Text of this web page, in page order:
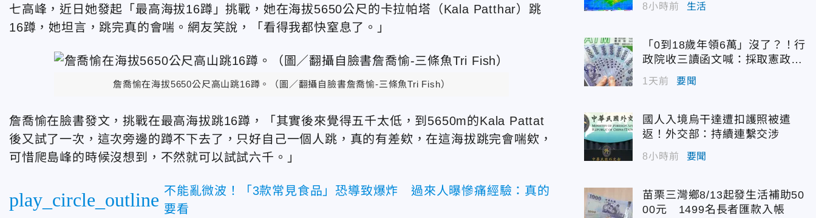
七高峰，近日她發起「最高海拔16蹲」挑戰，她在海拔5650公尺的卡拉帕塔（Kala Patthar）跳
16蹲，她坦言，跳完真的會喘。網友笑說，「看得我都快窒息了。」
詹喬愉在海拔5650公尺高山跳16蹲。（圖／翻攝自臉書詹喬愉-三條魚Tri Fish）
詹喬愉在臉書發文，挑戰在最高海拔跳16蹲，「其實後來覺得五千太低，到5650m的Kala Pattat
後又試了一次，這次旁邊的蹲不下去了，只好自己一個人跳，真的有差欸，在這海拔跳完會喘欸，
可惜爬島峰的時候沒想到，不然就可以試試六千。」
play_circle_outline 不能亂微波！「3款常見食品」恐導致爆炸 過來人曝慘痛經驗：真的
要看
8小時前 生活
「0到18歲年領6萬」沒了？！行
政院收三讀函文喊：採取憲政作
1天前 要聞
國人入境烏干達遭扣護照被遣
返！外交部：持續連繫交涉
8小時前 要聞
苗栗三灣鄉8/13起發生活補助50
00元 1499名長者匯款入帳